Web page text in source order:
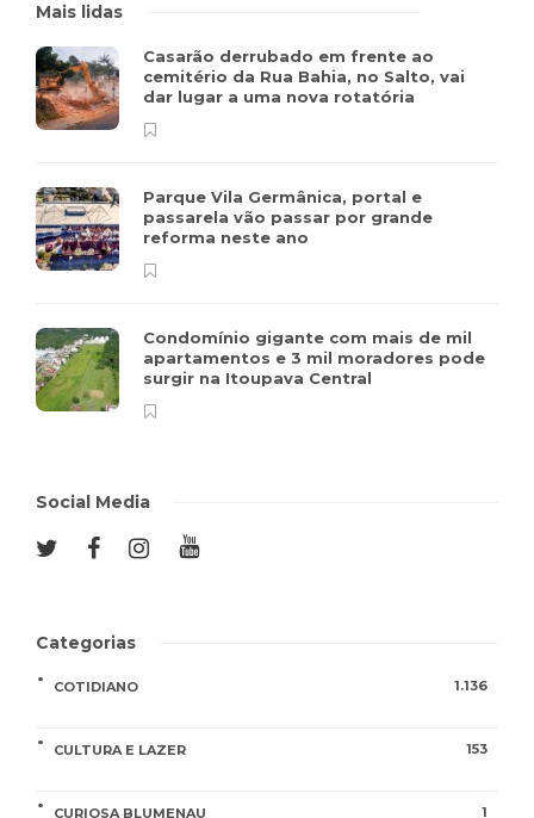
Mais lidas
Casarão derrubado em frente ao
cemitério da Rua Bahia, no Salto, vai
dar lugar a uma nova rotatória
Parque Vila Germânica, portal e
passarela vão passar por grande
reforma neste ano
Condomínio gigante com mais de mil
apartamentos e 3 mil moradores pode
surgir na Itoupava Central
Social Media
Categorias
COTIDIANO 1.136
CULTURA E LAZER 153
CURIOSA BLUMENAU 1